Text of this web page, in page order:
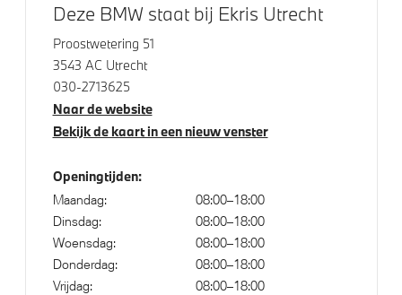
Elektrische voorzieningen
Draadloos oplaadstation
High-beam assistant
Comfort Access
Buitenspiegels elektrisch inklapbaar
Bandenspanningsweergavesysteem
Automatisch dimmende binnen- en buitenspiegel
bestuurderzijde
Alarmsysteem klasse 3 (VbV/SCM)
Achteruitrijcamera
Deze BMW staat bij Ekris Utrecht
Proostwetering 51
3543 AC Utrecht
030-2713625
Naar de website
Bekijk de kaart in een nieuw venster
Openingtijden:
Maandag:
08:00–18:00
Dinsdag:
08:00–18:00
Woensdag:
08:00–18:00
Donderdag:
08:00–18:00
Vrijdag:
08:00–18:00